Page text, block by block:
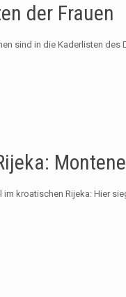
der Frauen
sind in die Kaderlisten
kroatischen Rijeka: Hier